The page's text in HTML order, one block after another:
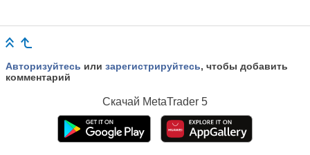
Авторизуйтесь или зарегистрируйтесь, чтобы добавить
комментарий
Скачай MetaTrader 5